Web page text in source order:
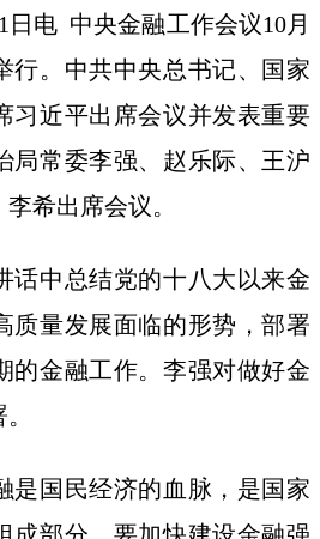
电 中央金融工作会议10月
行。中共中央总书记、国家
习近平出席会议并发表重要
局常委李强、赵乐际、王沪
希出席会议。
中总结党的十八大以来金
质量发展面临的形势，部署
的金融工作。李强对做好金
国民经济的血脉，是国家